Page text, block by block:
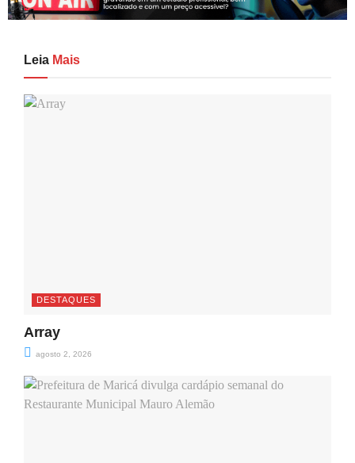
Leia Mais
DESTAQUES
Array
agosto 2, 2026